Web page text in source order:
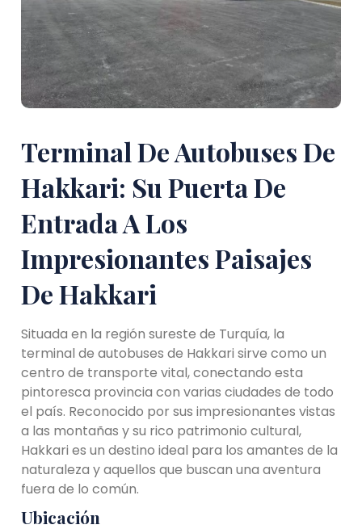
Terminal De Autobuses De
Hakkari: Su Puerta De
Entrada A Los
Impresionantes Paisajes
De Hakkari
Situada en la región sureste de Turquía, la
terminal de autobuses de Hakkari sirve como un
centro de transporte vital, conectando esta
pintoresca provincia con varias ciudades de todo
el país. Reconocido por sus impresionantes vistas
a las montañas y su rico patrimonio cultural,
Hakkari es un destino ideal para los amantes de la
naturaleza y aquellos que buscan una aventura
fuera de lo común.
Ubicación